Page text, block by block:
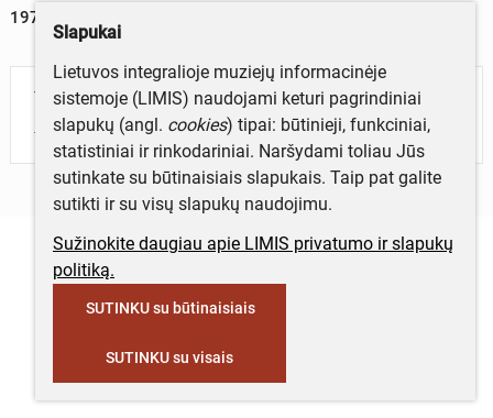
1975 m.
Turite daugiau informacijos apie objektą?
Parašykite mums!
Slapukai
Lietuvos integralioje muziejų informacinėje
sistemoje (LIMIS) naudojami keturi pagrindiniai
slapukų (angl. cookies) tipai: būtinieji, funkciniai,
statistiniai ir rinkodariniai. Naršydami toliau Jūs
sutinkate su būtinaisiais slapukais. Taip pat galite
sutikti ir su visų slapukų naudojimu.
Sužinokite daugiau apie LIMIS privatumo ir slapukų
politiką.
SUTINKU su būtinaisiais
SUTINKU su visais